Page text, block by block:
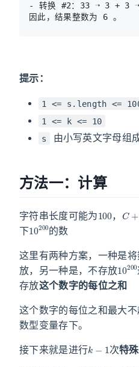
- 转换 #2：33 ➝ 3 + 3
提示：
1 <= s.length <=
1 <= k <= 10
s
由小写英文字母组
方法一：计算
字符串长度可能为 ，
下
10 200
的数
这里有两种方案，一种是
放，另一种是，不存放
10
存放这个数字的每位之和
这个数字的每位之和最大
数型变量存下。
接下来就是进行 次特